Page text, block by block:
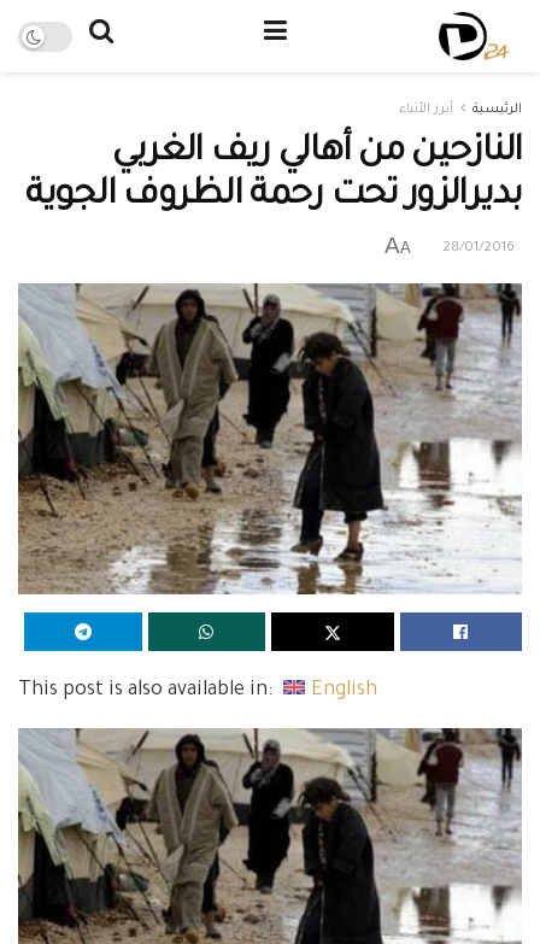
الرئيسية أبرز الأنباء
النازحين من أهالي ريف الغربي
بديرالزور تحت رحمة الظروف الجوية
28/01/2016
A
A
This post is also available in: English